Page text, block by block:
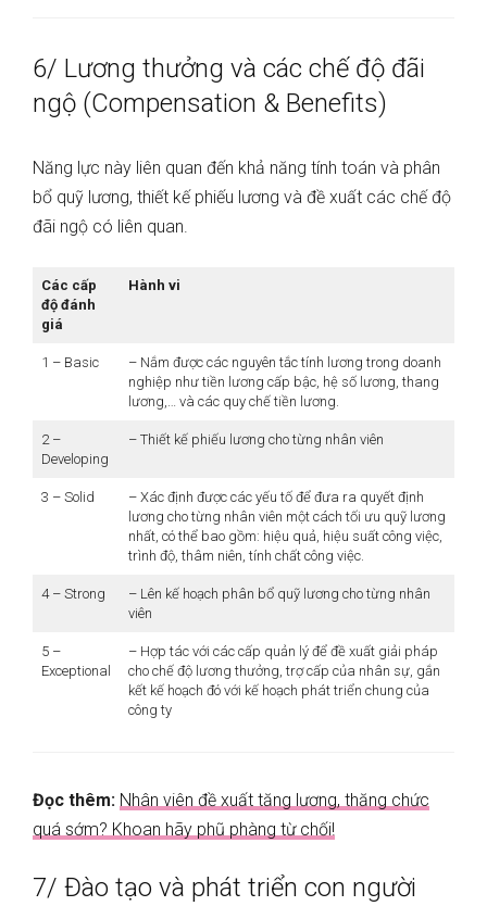
6/ Lương thưởng và các chế độ đãi
ngộ (Compensation & Benefits)
Năng lực này liên quan đến khả năng tính toán và phân
bổ quỹ lương, thiết kế phiếu lương và đề xuất các chế độ
đãi ngộ có liên quan.
Các cấp
độ đánh
giá
Hành vi
1 – Basic
– Nắm được các nguyên tắc tính lương trong doanh
nghiệp như tiền lương cấp bậc, hệ số lương, thang
lương,… và các quy chế tiền lương.
2 –
Developing
– Thiết kế phiếu lương cho từng nhân viên
3 – Solid
– Xác định được các yếu tố để đưa ra quyết định
lương cho từng nhân viên một cách tối ưu quỹ lương
nhất, có thể bao gồm: hiệu quả, hiệu suất công việc,
trình độ, thâm niên, tính chất công việc.
4 – Strong
– Lên kế hoạch phân bổ quỹ lương cho từng nhân
viên
5 –
Exceptional
– Hợp tác với các cấp quản lý để đề xuất giải pháp
cho chế độ lương thưởng, trợ cấp của nhân sự, gắn
kết kế hoạch đó với kế hoạch phát triển chung của
công ty
Đọc thêm: Nhân viên đề xuất tăng lương, thăng chức
quá sớm? Khoan hãy phũ phàng từ chối!
7/ Đào tạo và phát triển con người